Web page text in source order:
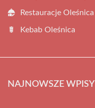
Restauracje Oleśnica
Kebab Oleśnica
NAJNOWSZE WPISY